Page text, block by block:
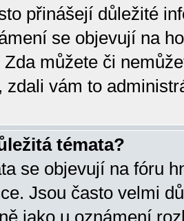
přinášejí důležité
se objevují na
Zda můžete či
zdali vám to
témata?
se objevují na fóru
Jsou často velmi
jako u oznámení